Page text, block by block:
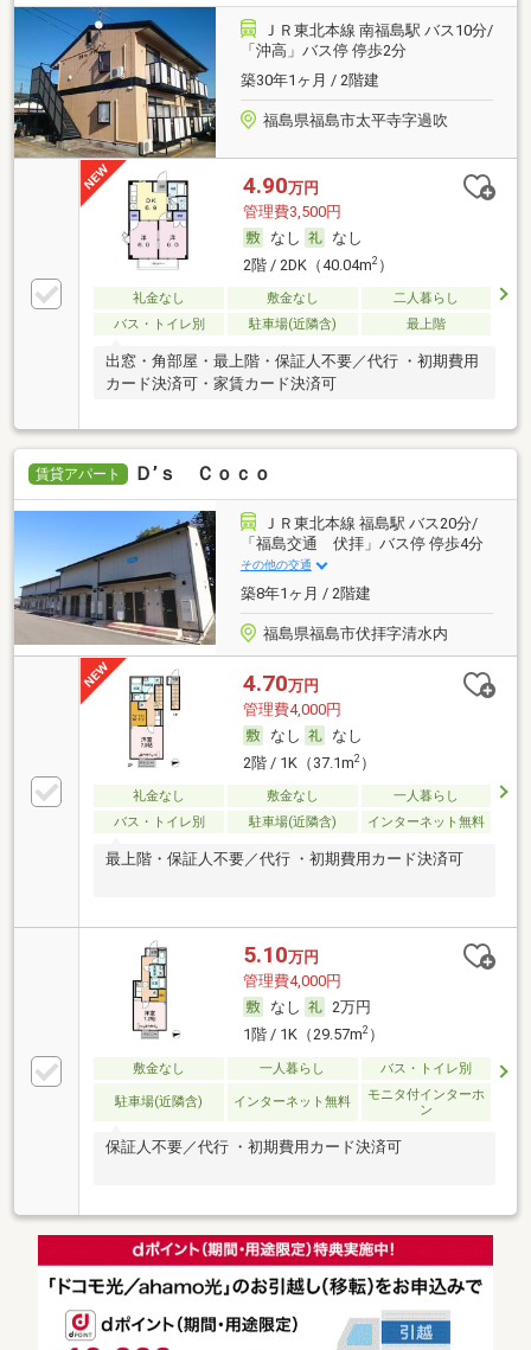
ＪＲ東北本線 南福島駅 バス10分/
「沖高」バス停 停歩2分
築30年1ヶ月 / 2階建
福島県福島市太平寺字過吹
4.90万円
管理費3,500円
なし
なし
2階 / 2DK（40.04m2）
礼金なし 敷金なし
二人暮らし
バス・トイレ別
駐車場(近隣含) 最上階
出窓・角部屋・最上階・保証人不要／代行 ・初期費用
カード決済可・家賃カード決済可
賃貸アパート Ｄ’ｓ Ｃｏｃｏ
ＪＲ東北本線 福島駅 バス20分/
「福島交通 伏拝」バス停 停歩4分
その他の交通
築8年1ヶ月 / 2階建
福島県福島市伏拝字清水内
4.70万円
管理費4,000円
なし
なし
2階 / 1K（37.1m2）
礼金なし 敷金なし
一人暮らし
バス・トイレ別
駐車場(近隣含) インターネット無料
最上階・保証人不要／代行 ・初期費用カード決済可
5.10万円
管理費4,000円
なし
2万円
1階 / 1K（29.57m2）
敷金なし 一人暮らし バス・トイレ別
駐車場(近隣含) インターネット無料
モニタ付インターホ
ン
保証人不要／代行 ・初期費用カード決済可